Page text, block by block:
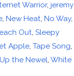
Warrior,jeremy
,New Heat,No Way,
Out,Sleepy
Apple,Tape Song,
Up the Newel,White